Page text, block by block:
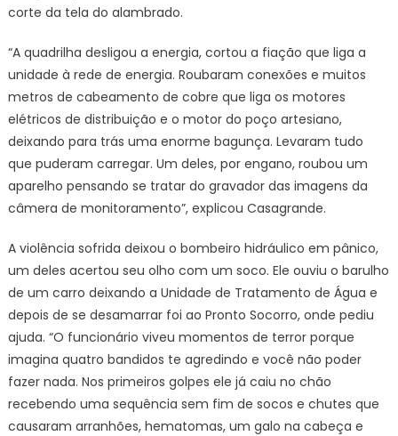
corte da tela do alambrado.
“A quadrilha desligou a energia, cortou a fiação que liga a
unidade à rede de energia. Roubaram conexões e muitos
metros de cabeamento de cobre que liga os motores
elétricos de distribuição e o motor do poço artesiano,
deixando para trás uma enorme bagunça. Levaram tudo
que puderam carregar. Um deles, por engano, roubou um
aparelho pensando se tratar do gravador das imagens da
câmera de monitoramento”, explicou Casagrande.
A violência sofrida deixou o bombeiro hidráulico em pânico,
um deles acertou seu olho com um soco. Ele ouviu o barulho
de um carro deixando a Unidade de Tratamento de Água e
depois de se desamarrar foi ao Pronto Socorro, onde pediu
ajuda. “O funcionário viveu momentos de terror porque
imagina quatro bandidos te agredindo e você não poder
fazer nada. Nos primeiros golpes ele já caiu no chão
recebendo uma sequência sem fim de socos e chutes que
causaram arranhões, hematomas, um galo na cabeça e